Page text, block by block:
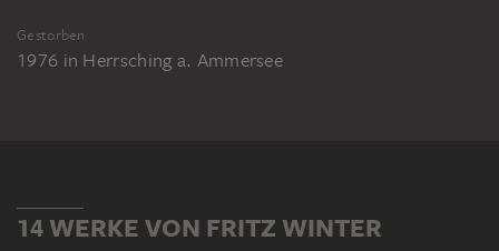
Gestorben
1976 in Herrsching a. Ammersee
14 WERKE VON FRITZ WINTER